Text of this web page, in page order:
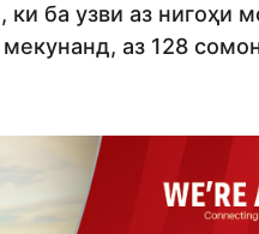
ба узви аз нигоҳи
аз 128